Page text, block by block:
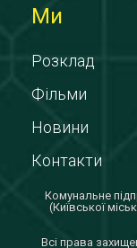
Ми
Розклад
Фільми
Новини
Контакти
Комунальне
(Київської
Всi права